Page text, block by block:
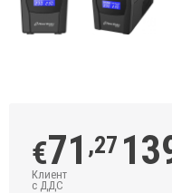
€71 ,27
Клиент
с ДДС